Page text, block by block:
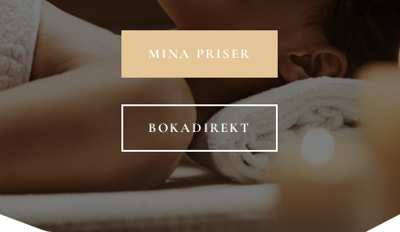
MINA PRISER
BOKADIREKT